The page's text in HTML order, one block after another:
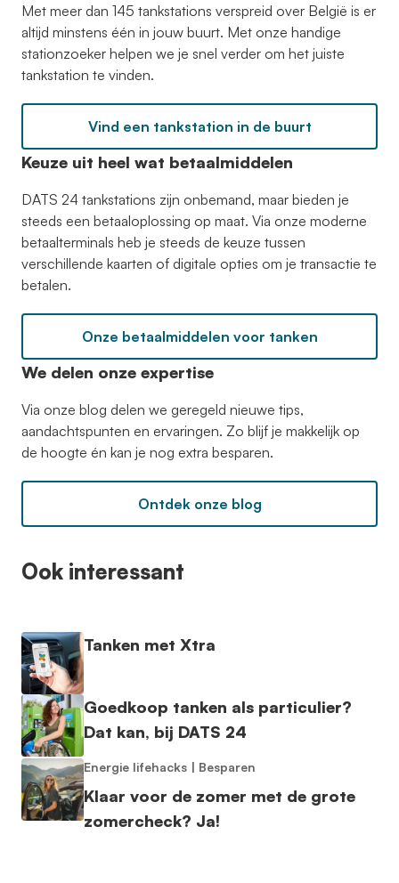
Met meer dan 145 tankstations verspreid over België is er
altijd minstens één in jouw buurt. Met onze handige
stationzoeker helpen we je snel verder om het juiste
tankstation te vinden.
Vind een tankstation in de buurt
Keuze uit heel wat betaalmiddelen
DATS 24 tankstations zijn onbemand, maar bieden je
steeds een betaaloplossing op maat. Via onze moderne
betaalterminals heb je steeds de keuze tussen
verschillende kaarten of digitale opties om je transactie te
betalen.
Onze betaalmiddelen voor tanken
We delen onze expertise
Via onze blog delen we geregeld nieuwe tips,
aandachtspunten en ervaringen. Zo blijf je makkelijk op
de hoogte én kan je nog extra besparen.
Ontdek onze blog
Ook interessant
Tanken met Xtra
Goedkoop tanken als particulier?
Dat kan, bij DATS 24
Energie lifehacks | Besparen
Klaar voor de zomer met de grote
zomercheck? Ja!